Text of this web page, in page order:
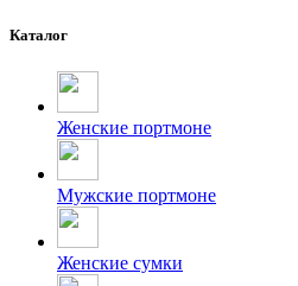
Каталог
Женские портмоне
Мужские портмоне
Женские сумки